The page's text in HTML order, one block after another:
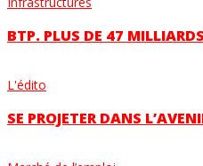
BTP. PLUS DE 47
L'édito
SE PROJETER DANS